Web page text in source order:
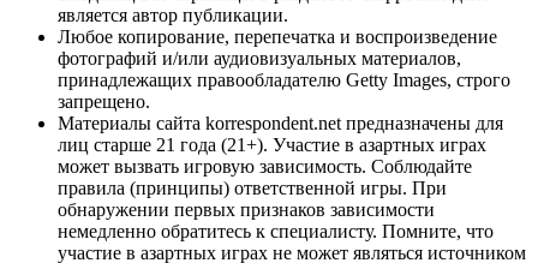
является автор публикации.
Любое копирование, перепечатка и воспроизведение
фотографий и/или аудиовизуальных материалов,
принадлежащих правообладателю Getty Images, строго
запрещено.
Материалы сайта korrespondent.net предназначены для
лиц старше 21 года (21+). Участие в азартных играх
может вызвать игровую зависимость. Соблюдайте
правила (принципы) ответственной игры. При
обнаружении первых признаков зависимости
немедленно обратитесь к специалисту. Помните, что
участие в азартных играх не может являться источником